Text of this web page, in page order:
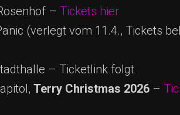
– Tickets hier
(verlegt vom 11.4., Tickets
– Ticketlink folgt
Terry Christmas 2026 –